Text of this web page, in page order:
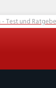
Test und